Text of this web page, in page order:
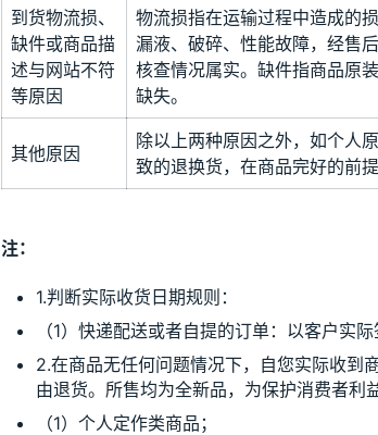
到货物流损、
缺件或商品描
述与网站不符
等原因
物流损指在运输过程中造成的损
漏液、破碎、性能故障，经售
核查情况属实。缺件指商品原
缺失。
其他原因
除以上两种原因之外，如个人
致的退换货，在商品完好的前提
注：
1.判断实际收货日期规则：
（1）快递配送或者自提的订单：以客户实
2.在商品无任何问题情况下，自您实际收到
由退货。所售均为全新品，为保护消费者利
（1）个人定作类商品；